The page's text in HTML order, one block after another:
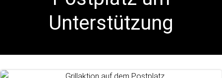
Unterstützung